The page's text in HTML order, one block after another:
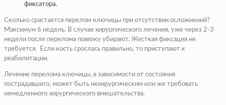
фиксатора.
Сколько срастается перелом ключицы при отсутствии осложнений?
Максимум 6 недель. В случае хирургического лечения, уже через 2-3
недели после перелома повязку убирают. Жесткая фиксация не
требуется. Если кость срослась правильно, то приступают к
реабилитации.
Лечение перелома ключицы, в зависимости от состояния
пострадавшего, может быть нехирургическим или же требовать
немедленного хирургического вмешательства.